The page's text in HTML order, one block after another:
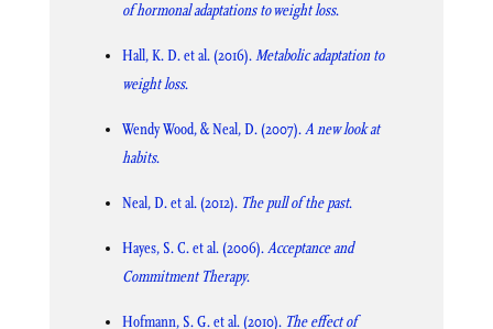
of hormonal adaptations to weight loss.
Hall, K. D. et al. (2016).Metabolic adaptation to
weight loss.
Wendy Wood, & Neal, D. (2007).A new look at
habits.
Neal, D. et al. (2012). The pull of the past.
Hayes, S. C. et al. (2006).Acceptance and
Commitment Therapy.
Hofmann, S. G. et al. (2010). The effect of